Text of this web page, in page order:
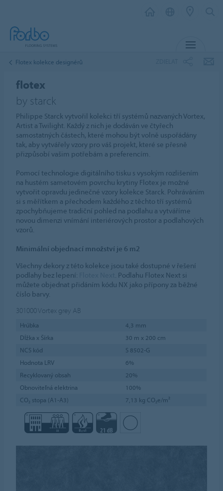
Flotex kolekce designérů
flotex
by starck
Philippe Starck vytvořil kolekci tří systémů nazvaných Vortex,
Artist a Twilight. Každý z nich je dodáván ve čtyřech
samostatných částech, které mohou být volně uspořádány
tak, aby vytvářely vzory pro váš projekt, které se přesně
přizpůsobí vašim potřebám a preferencím.
Pomocí technologie digitálního tisku s vysokým rozlišením
na hustém sametovém povrchu krytiny Flotex je možné
vytvořit opravdu jedinečné vzory kolekce Starck. Pohráváním
si s měřítkem a přechodem každého z těchto tří systémů
zpochybňujeme tradiční pohled na podlahu a vytváříme
novou dimenzi vnímání interiérových prostor a podlahových
vzorů.
Minimální objednací množství je 6 m2
Všechny dekory z této kolekce jsou také dostupné v řešení
podlahy bez lepení:
. Podlahu Flotex Next si
můžete objednat přidáním kódu NX jako přípony za běžné
číslo barvy.
301000Vortex grey AB
Hrúbka
4,3 mm
Dĺžka x Šírka
30 m x 200 cm
NCS kód
S 8502-G
Hodnota LRV
6%
Recyklovaný obsah
20%
Obnoviteľná elektrina
100%
CO₂ stopa (A1-A3)
7,13 kg CO₂e/m²